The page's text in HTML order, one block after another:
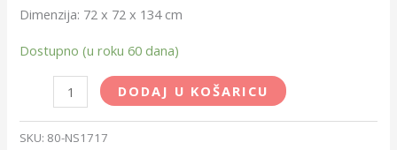
Dimenzija: 72 x 72 x 134 cm
Dostupno (u roku 60 dana)
DODAJ U KOŠARICU
SKU: 80-NS1717